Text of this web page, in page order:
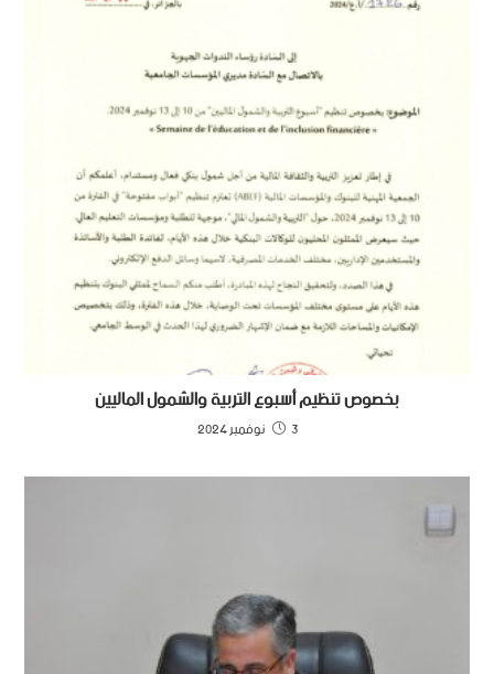
بخصوص تنظيم أسبوع التربية والشمول الماليين
3 نوفمبر 2024